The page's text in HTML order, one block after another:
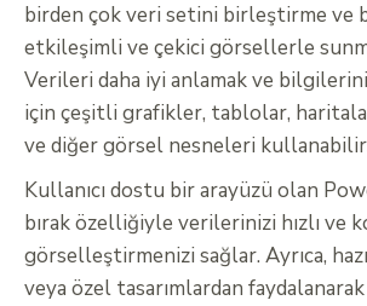
birden çok veri setini birleştirme ve
etkileşimli ve çekici görsellerle
Verileri daha iyi anlamak ve
için çeşitli grafikler, tablolar,
ve diğer görsel nesneleri
Kullanıcı dostu bir arayüzü olan
bırak özelliğiyle verilerinizi hızlı ve
görselleştirmenizi sağlar. Ayrıca,
veya özel tasarımlardan faydalanarak